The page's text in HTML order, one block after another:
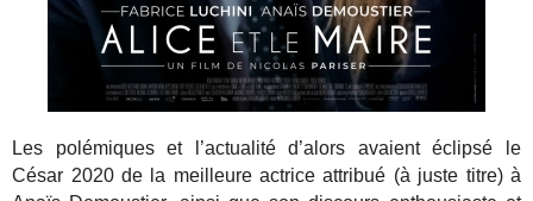
Les polémiques et l’actualité d’alors avaient éclipsé le
César 2020 de la meilleure actrice attribué (à juste titre) à